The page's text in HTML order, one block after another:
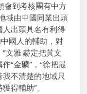
會到考核團有中方
域由中國同業出頭
出頭具名有利得
國人的輔助，對
文雅·赫定把黃文
“金礦”，“徐把最
不清楚的地域只
得輔助”。